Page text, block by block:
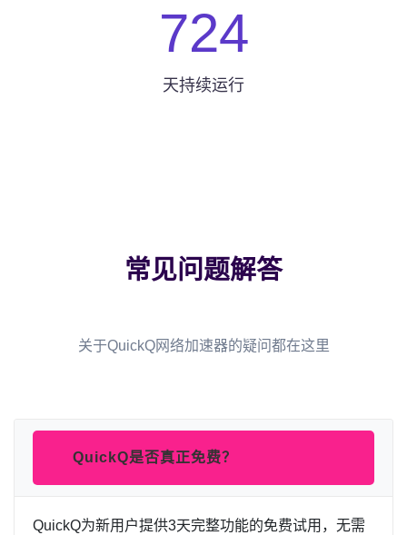
724
天持续运行
常见问题解答
关于QuickQ网络加速器的疑问都在这里
QuickQ是否真正免费？
QuickQ为新用户提供3天完整功能的免费试用，无需